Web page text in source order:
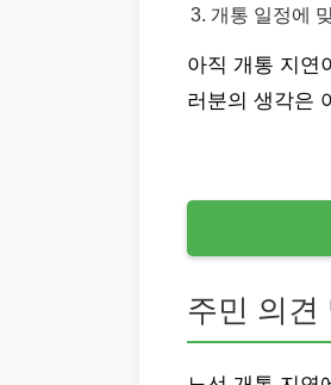
개통 일정에
아직 개통 지연
러분의 생각은
주민 의견